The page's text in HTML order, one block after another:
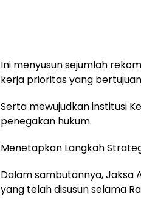
Ini menyusun sejumlah
kerja prioritas yang
Serta mewujudkan institusi
penegakan hukum.
Menetapkan Langkah
Dalam sambutannya, Jaksa
yang telah disusun selama